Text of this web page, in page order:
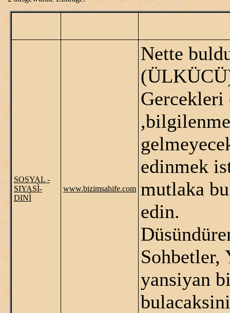
SOSYAL -
SIYASÌ-
DINÌ
www.bizimsahife.com
Nette
Gercekleri
edinmek
mutlaka
edin.
Sohbetler,
yansiyan